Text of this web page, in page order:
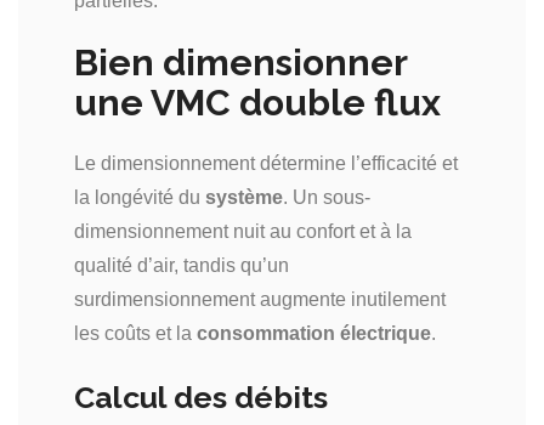
Bien dimensionner
une VMC double flux
Le dimensionnement détermine l’efficacité et
la longévité du système. Un sous-
dimensionnement nuit au confort et à la
qualité d’air, tandis qu’un
surdimensionnement augmente inutilement
les coûts et la consommation électrique.
Calcul des débits